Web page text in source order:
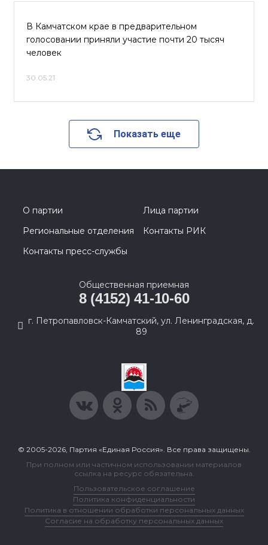
В Камчатском крае в предварительном
голосовании приняли участие почти 20 тысяч
человек
30.05.21
Показать еще
О партии
Лица партии
Региональные отделения
Контакты РИК
Контакты пресс-службы
Общественная приемная
8 (4152) 41-10-60
г. Петропавловск-Камчатский, ул. Ленинградская, д.
89
© 2005-2026, Партия «Единая Россия». Все права защищены.
При полном или частичном использовании материалов
ссылка на ресурс обязательна.
Пользовательское соглашение
Политика конфиденциальности
Политика в отношении обработки персональных данных
Согласие на обработку персональных данных